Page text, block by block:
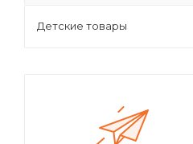
Детские товары